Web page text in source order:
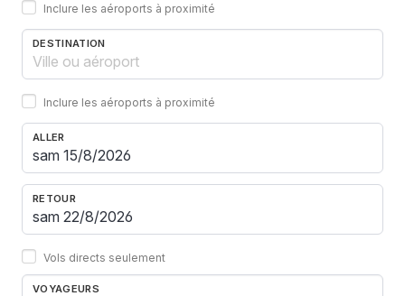
Inclure les aéroports à proximité
DESTINATION
Inclure les aéroports à proximité
ALLER
RETOUR
Vols directs seulement
VOYAGEURS